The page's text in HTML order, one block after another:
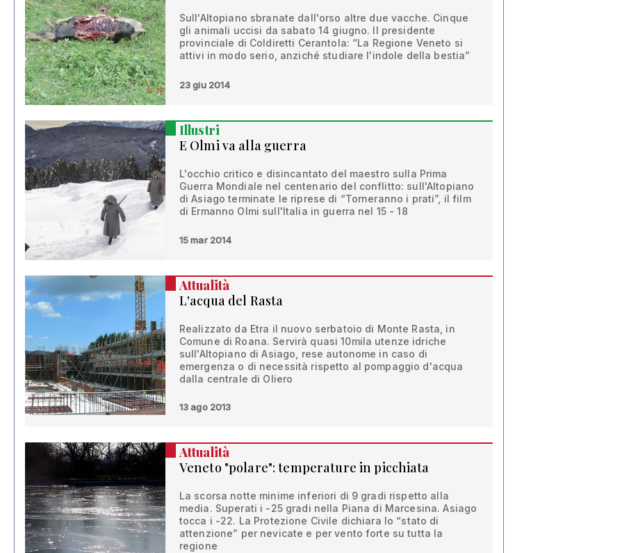
Sull'Altopiano sbranate dall'orso altre due vacche. Cinque
gli animali uccisi da sabato 14 giugno. Il presidente
provinciale di Coldiretti Cerantola: “La Regione Veneto si
attivi in modo serio, anziché studiare l'indole della bestia”
23 giu 2014
Illustri
E Olmi va alla guerra
L'occhio critico e disincantato del maestro sulla Prima
Guerra Mondiale nel centenario del conflitto: sull'Altopiano
di Asiago terminate le riprese di “Torneranno i prati”, il film
di Ermanno Olmi sull'Italia in guerra nel 15 - 18
15 mar 2014
Attualità
L'acqua del Rasta
Realizzato da Etra il nuovo serbatoio di Monte Rasta, in
Comune di Roana. Servirà quasi 10mila utenze idriche
sull'Altopiano di Asiago, rese autonome in caso di
emergenza o di necessità rispetto al pompaggio d'acqua
dalla centrale di Oliero
13 ago 2013
Attualità
Veneto "polare": temperature in picchiata
La scorsa notte minime inferiori di 9 gradi rispetto alla
media. Superati i -25 gradi nella Piana di Marcesina. Asiago
tocca i -22. La Protezione Civile dichiara lo “stato di
attenzione” per nevicate e per vento forte su tutta la
regione